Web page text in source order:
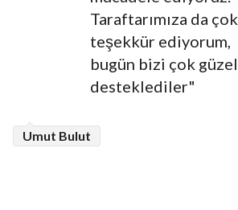
Taraftarımıza da çok
teşekkür ediyorum,
bugün bizi çok güzel
desteklediler"
Umut Bulut